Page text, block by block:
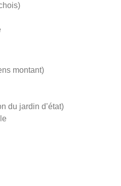
montant)
du jardin d’état)